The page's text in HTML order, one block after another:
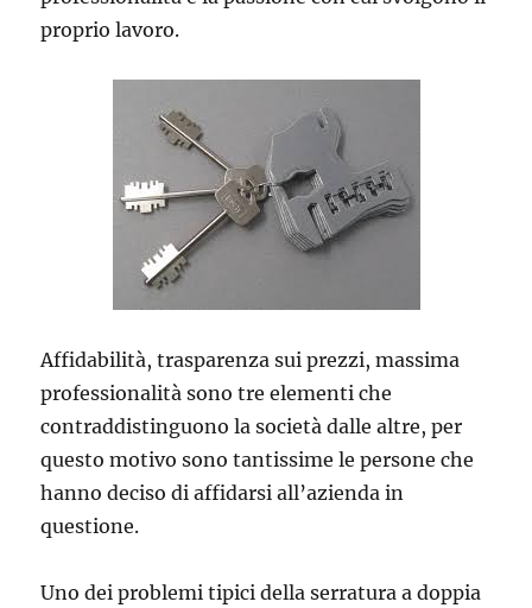
proprio lavoro.
Affidabilità, trasparenza sui prezzi, massima
professionalità sono tre elementi che
contraddistinguono la società dalle altre, per
questo motivo sono tantissime le persone che
hanno deciso di affidarsi all’azienda in
questione.
Uno dei problemi tipici della serratura a doppia